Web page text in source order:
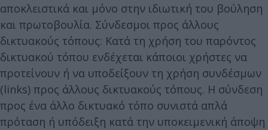
αποκλειστικά και μόνο στην ιδιωτική του βούληση
και πρωτοβουλία. Σύνδεσμοι προς άλλους
δικτυακούς τόπους: Κατά τη χρήση του παρόντος
δικτυακού τόπου ενδέχεται κάποιοι χρήστες να
προτείνουν ή να υποδείξουν τη χρήση συνδέσμων
(links) προς άλλους δικτυακούς τόπους. Η σύνδεση
προς ένα άλλο δικτυακό τόπο συνιστά απλά
πρόταση ή υπόδειξη κατά την υποκειμενική άποψη